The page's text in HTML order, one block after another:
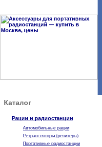
Каталог
Рации и радиостанции
Автомобильные рации
Ретрансляторы (репитеры)
Портативные радиостанции